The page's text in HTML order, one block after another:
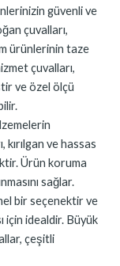
güvenli ve
çuvalları,
ürünlerinin taze
çuvalları,
ve özel ölçü
kırılgan ve hassas
Ürün koruma
sağlar.
bir seçenektir ve
için idealdir. Büyük
çeşitli